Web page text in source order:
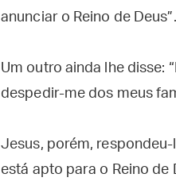
anunciar o Reino de Deus”.
Um outro ainda lhe disse:
despedir-me dos meus
Jesus, porém,
está apto para o Reino de